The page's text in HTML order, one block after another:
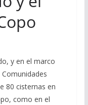
y en el marco
80 cisternas en
como en el